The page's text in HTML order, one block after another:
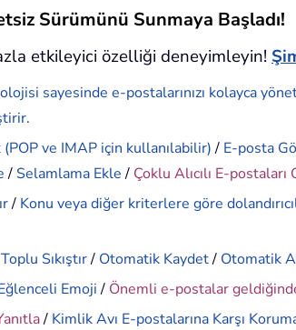
Sürümünü Sunmaya Başladı!
etkileyici özelliği deneyimleyin!
sayesinde e-postalarınızı kolayca
(POP ve IMAP için kullanılabilir)/ E-posta
/ Selamlama Ekle/ Çoklu Alıcılı E-
/ Konu veya diğer kriterlere göre
Toplu Sıkıştır/ Otomatik Kaydet/ Otomatik
Emoji/ Önemli e-postalar
/ Kimlik Avı E-postalarına Karşı